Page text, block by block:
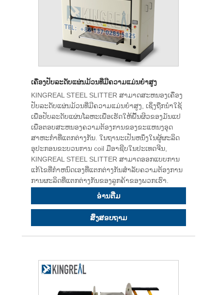
ເຄື່ອງປັບລະດັບແຜ່ນມ້ວນທີ່ມີຄວາມແມ່ນຍໍາສູງ
KINGREAL STEEL SLITTER ສາມາດສະຫນອງເຄື່ອງ
ປັບລະດັບແຜ່ນມ້ວນທີ່ມີຄວາມແມ່ນຍໍາສູງ, ເຊິ່ງຖືກນໍາໃຊ້
ເພື່ອປັບລະດັບແຜ່ນໂລຫະເພື່ອເຮັດໃຫ້ພື້ນຜິວຂອງມັນແປ
ເພື່ອຕອບສະຫນອງຄວາມຕ້ອງການຂອງຂະແຫນງອຸດ
ສາຫະກໍາທີ່ແຕກຕ່າງກັນ. ໃນຖານະເປັນຫນຶ່ງໃນຜູ້ຜະລິດ
ອຸປະກອນຂະບວນການ coil ມືອາຊີບໃນປະເທດຈີນ,
KINGREAL STEEL SLITTER ສາມາດອອກແບບການ
ແກ້ໄຂທີ່ກໍາຫນົດເອງທີ່ແຕກຕ່າງກັນສໍາລັບຄວາມຕ້ອງການ
ການຜະລິດທີ່ແຕກຕ່າງກັນຂອງລູກຄ້າຂອງພວກເຮົາ.
ອ່ານ​ຕື່ມ
ສົ່ງສອບຖາມ